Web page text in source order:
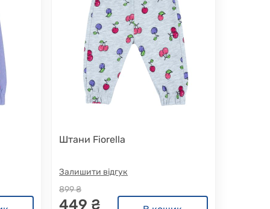
Штани Fiorella
Залишити відгук
899 ₴
449 ₴